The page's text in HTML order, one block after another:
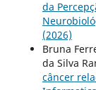
da
(2026)
Bruna
da Silva
câncer